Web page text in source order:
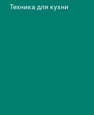
Техника для кухни